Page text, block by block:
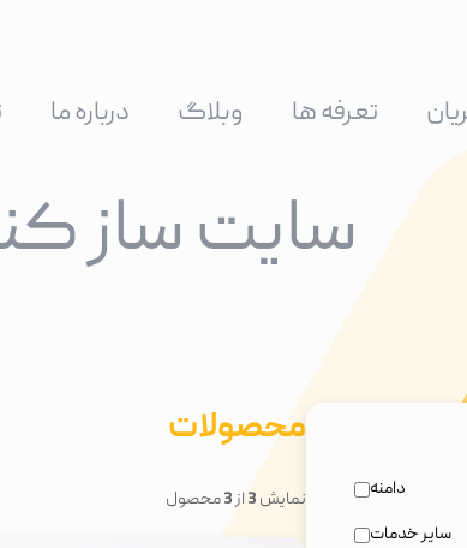
تعرفه ها وبلاگ درباره ما
سایت ساز
دامنه
سایر خدمات
محصولات
نمایش 3 از3محصول